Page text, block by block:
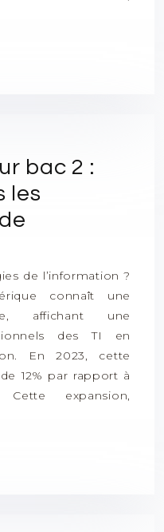
bac 2 :
les
de l’information ?
connaît une
affichant une
des TI en
En 2023, cette
12% par rapport à
Cette expansion,